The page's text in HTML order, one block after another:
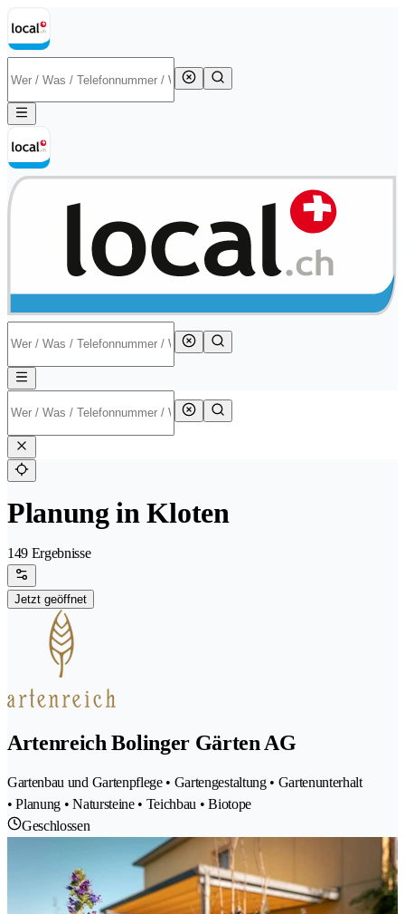
Planung in Kloten
149 Ergebnisse
Jetzt geöffnet
Artenreich Bolinger Gärten AG
Gartenbau und Gartenpflege • Gartengestaltung • Gartenunterhalt
• Planung • Natursteine • Teichbau • Biotope
Geschlossen